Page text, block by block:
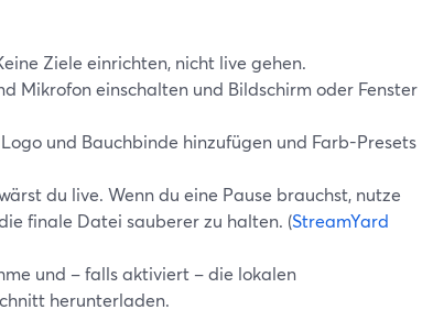
Ziele einrichten, nicht live gehen.
Mikrofon einschalten und Bildschirm oder Fenster
und Bauchbinde hinzufügen und Farb-Presets
du live. Wenn du eine Pause brauchst, nutze
finale Datei sauberer zu halten. (StreamYard
und – falls aktiviert – die lokalen
herunterladen.